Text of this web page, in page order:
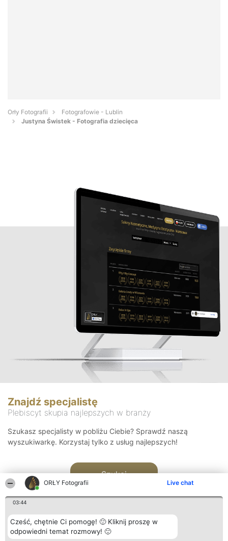
ORŁY Fotografii Live chat
03:44
Cześć, chętnie Ci pomogę! 🙂 Kliknij proszę w
odpowiedni temat rozmowy! 🙂
Orły Fotografii
Fotografowie - Lublin
Justyna Świstek - Fotografia dziecięca
Znajdź specjalistę
Plebiscyt skupia najlepszych w branży
Szukasz specjalisty w pobliżu Ciebie? Sprawdź naszą
wyszukiwarkę. Korzystaj tylko z usług najlepszych!
Szukaj